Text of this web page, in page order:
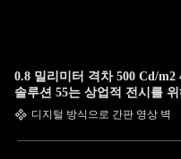
0.8 밀리미터 격차 500 Cd/
솔루션 55는 상업적 전시를
디지털 방식으로 간판 영상 벽